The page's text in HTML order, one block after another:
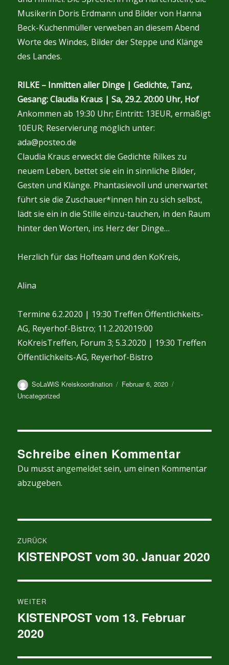
Musikerin Doris Erdmann und Bilder von Hanna
Beck-Kuchenmüller verweben an diesem Abend
Worte des Windes, Bilder der Steppe und Klänge
des Landes.
RILKE – Inmitten aller Dinge | Gedichte, Tanz,
Gesang: Claudia Kraus | Sa, 29.2. 20:00 Uhr, Hof
Ankommen ab 19:30 Uhr; Eintritt: 13EUR, ermäßigt
10EUR; Reservierung möglich unter:
ada@posteo.de
Claudia Kraus erweckt die Gedichte Rilkes zu
neuem Leben, bettet sie ein in sinnliche Bilder,
Gesten und Klänge. Phantasievoll und unerwartet
führt sie die Zuschauer*innen hin zu sich selbst,
lädt sie ein in die Stille einzu-tauchen, in den Raum
hinter den Worten, ins Herz der Dinge…
Herzlich für das Hofteam und den KoKreis,
Alina
Termine 6.2.2020 | 19:30 Treffen Öffentlichkeits-
AG, Reyerhof-Bistro; 11.2.202019:00
KoKreisTreffen, Forum 3; 5.3.2020 | 19:30 Treffen
Öffentlichkeits-AG, Reyerhof-Bistro
Autor
SoLaWiS Kreiskoordination
Veröffentlicht
Februar 6, 2020
Uncategorized
Schreibe einen Kommentar
Du musstangemeldetsein, um einen Kommentar
abzugeben.
Beitragsnavigation
ZURÜCK
Vorheriger
KISTENPOST vom 30. Januar 2020
WEITER
Nächster
Beitrag:
KISTENPOST vom 13. Februar
2020